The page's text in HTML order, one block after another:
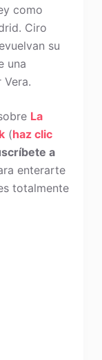
como
Ciro
su
una
La
(haz clic
a
enterarte
totalmente